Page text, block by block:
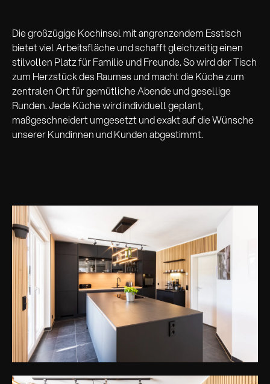
Die großzügige Kochinsel mit angrenzendem Esstisch
bietet viel Arbeitsfläche und schafft gleichzeitig einen
stilvollen Platz für Familie und Freunde. So wird der Tisch
zum Herzstück des Raumes und macht die Küche zum
zentralen Ort für gemütliche Abende und gesellige
Runden. Jede Küche wird individuell geplant,
maßgeschneidert umgesetzt und exakt auf die Wünsche
unserer Kundinnen und Kunden abgestimmt.